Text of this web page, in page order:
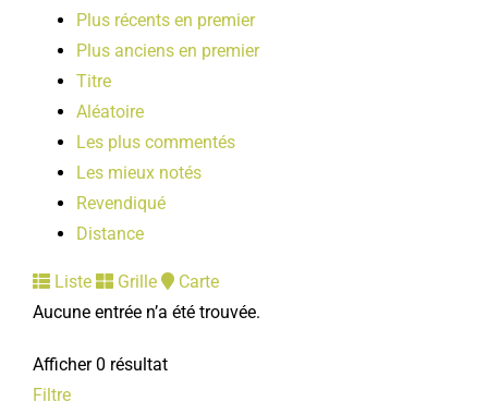
Plus récents en premier
Plus anciens en premier
Titre
Aléatoire
Les plus commentés
Les mieux notés
Revendiqué
Distance
Liste Grille
Carte
Aucune entrée n’a été trouvée.
Afficher 0 résultat
Filtre